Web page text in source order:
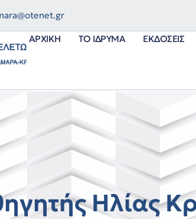
ΑΡΧΙΚΉ ΤΟ ΊΔΡΥΜΑ ΕΚΔΌΣΕΙΣ
Ηλίας